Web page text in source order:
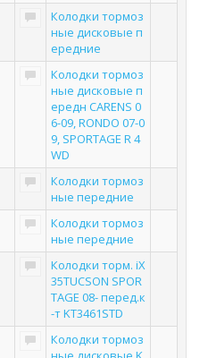
Колодки тормоз
ные дисковые п
ередние
Колодки тормоз
ные дисковые п
ередн CARENS 0
6-09, RONDO 07-0
9, SPORTAGE R 4
WD
Колодки тормоз
ные передние
Колодки тормоз
ные передние
Колодки торм. iX
35TUCSON SPOR
TAGE 08- перед.к
-т KT3461STD
Колодки тормоз